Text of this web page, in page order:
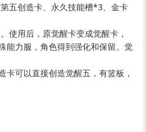
五创造卡、永久技能槽*3、金卡
使用后，原觉醒卡变成觉醒卡，
能力服，角色得到强化和保留。觉
卡可以直接创造觉醒五，有篮板，